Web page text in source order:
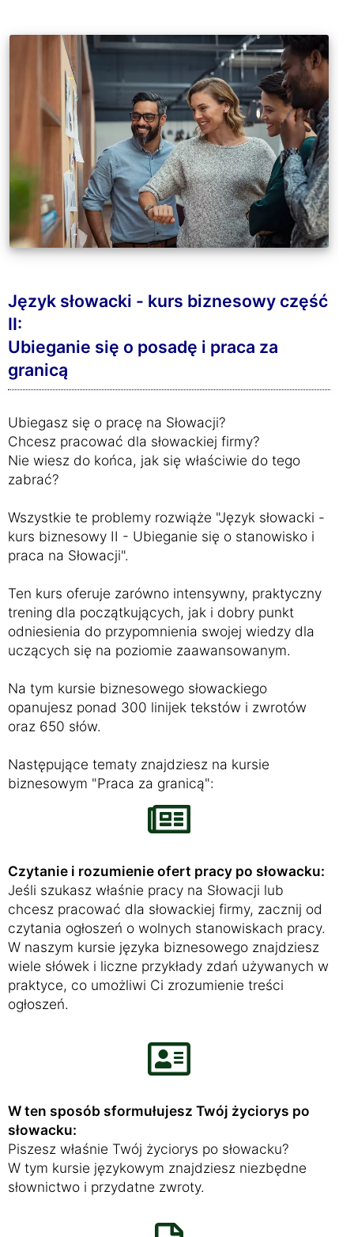
Język słowacki - kurs biznesowy część
II:
Ubieganie się o posadę i praca za
granicą
Ubiegasz się o pracę na Słowacji?
Chcesz pracować dla słowackiej firmy?
Nie wiesz do końca, jak się właściwie do tego
zabrać?
Wszystkie te problemy rozwiąże "Język słowacki -
kurs biznesowy II - Ubieganie się o stanowisko i
praca na Słowacji".
Ten kurs oferuje zarówno intensywny, praktyczny
trening dla początkujących, jak i dobry punkt
odniesienia do przypomnienia swojej wiedzy dla
uczących się na poziomie zaawansowanym.
Na tym kursie biznesowego słowackiego
opanujesz ponad 300 linijek tekstów i zwrotów
oraz 650 słów.
Następujące tematy znajdziesz na kursie
biznesowym "Praca za granicą":
Czytanie i rozumienie ofert pracy po słowacku:
Jeśli szukasz właśnie pracy na Słowacji lub
chcesz pracować dla słowackiej firmy, zacznij od
czytania ogłoszeń o wolnych stanowiskach pracy.
W naszym kursie języka biznesowego znajdziesz
wiele słówek i liczne przykłady zdań używanych w
praktyce, co umożliwi Ci zrozumienie treści
ogłoszeń.
W ten sposób sformułujesz Twój życiorys po
słowacku:
Piszesz właśnie Twój życiorys po słowacku?
W tym kursie językowym znajdziesz niezbędne
słownictwo i przydatne zwroty.